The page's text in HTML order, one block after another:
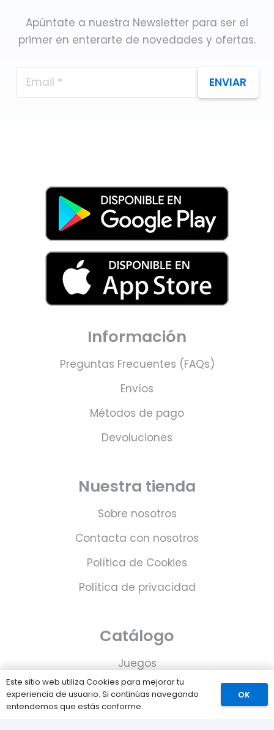
Apúntate a nuestra Newsletter para ser el
primer en enterarte de novedades y ofertas.
ENVIAR
Información
Preguntas Frecuentes (FAQs)
Envíos
Métodos de pago
Devoluciones
Nuestra tienda
Sobre nosotros
Contacta con nosotros
Política de Cookies
Política de privacidad
Catálogo
Juegos
Consolas
Accesorios para tu PS5
Este sitio web utiliza Cookies para mejorar tu
experiencia de usuario. Si continúas navegando
entendemos que estás conforme.
OK